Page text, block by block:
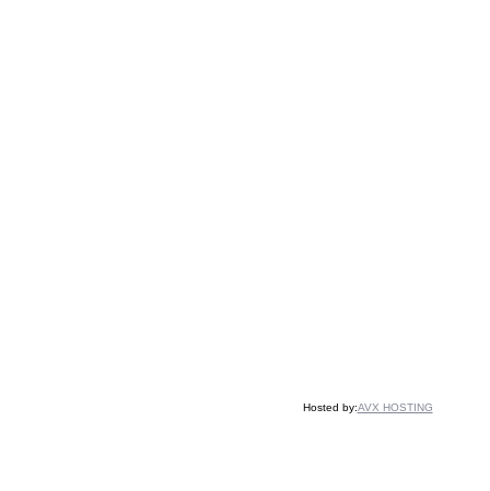
Hosted by:AVX HOSTING